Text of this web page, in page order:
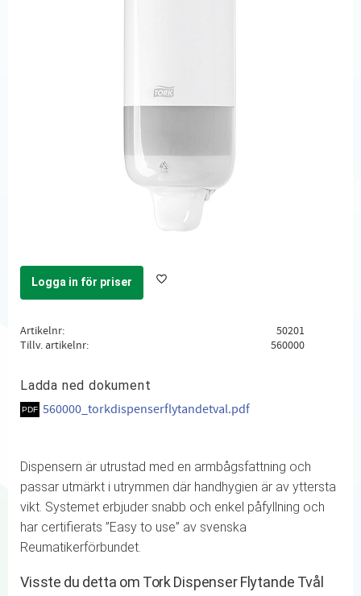
Logga in för priser Lägg till i favoriter
Artikelnr
50201
Tillv. artikelnr
560000
Ladda ned dokument
560000_torkdispenserflytandetval.pdf
Dispensern är utrustad med en armbågsfattning och
passar utmärkt i utrymmen där handhygien är av yttersta
vikt. Systemet erbjuder snabb och enkel påfyllning och
har certifierats ”Easy to use” av svenska
Reumatikerförbundet.
Visste du detta om Tork Dispenser Flytande Tvål